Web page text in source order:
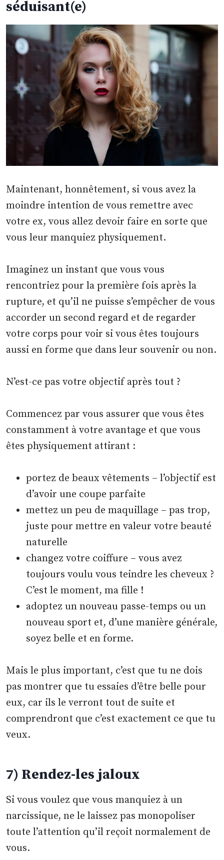
séduisant(e)
Maintenant, honnêtement, si vous avez la
moindre intention de vous remettre avec
votre ex, vous allez devoir faire en sorte que
vous leur manquiez physiquement.
Imaginez un instant que vous vous
rencontriez pour la première fois après la
rupture, et qu’il ne puisse s’empêcher de vous
accorder un second regard et de regarder
votre corps pour voir si vous êtes toujours
aussi en forme que dans leur souvenir ou non.
N’est-ce pas votre objectif après tout ?
Commencez par vous assurer que vous êtes
constamment à votre avantage et que vous
êtes physiquement attirant :
portez de beaux vêtements – l’objectif est
d’avoir une coupe parfaite
mettez un peu de maquillage – pas trop,
juste pour mettre en valeur votre beauté
naturelle
changez votre coiffure – vous avez
toujours voulu vous teindre les cheveux ?
C’est le moment, ma fille !
adoptez un nouveau passe-temps ou un
nouveau sport et, d’une manière générale,
soyez belle et en forme.
Mais le plus important, c’est que tu ne dois
pas montrer que tu essaies d’être belle pour
eux, car ils le verront tout de suite et
comprendront que c’est exactement ce que tu
veux.
7) Rendez-les jaloux
Si vous voulez que vous manquiez à un
narcissique, ne le laissez pas monopoliser
toute l’attention qu’il reçoit normalement de
vous.